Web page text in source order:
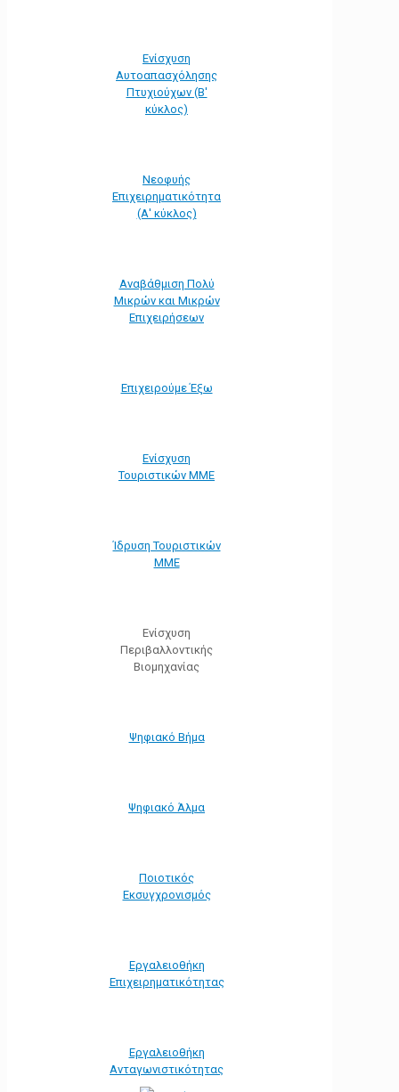
Ενίσχυση
Αυτοαπασχόλησης
Πτυχιούχων (Β'
κύκλος)
Νεοφυής
Επιχειρηματικότητα
(Α' κύκλος)
Αναβάθμιση Πολύ
Μικρών και Μικρών
Επιχειρήσεων
Επιχειρούμε Έξω
Ενίσχυση
Τουριστικών ΜΜΕ
Ίδρυση Τουριστικών
ΜΜΕ
Ενίσχυση
Περιβαλλοντικής
Βιομηχανίας
Ψηφιακό Βήμα
Ψηφιακό Άλμα
Ποιοτικός
Εκσυγχρονισμός
Εργαλειοθήκη
Eπιχειρηματικότητας
Εργαλειοθήκη
Ανταγωνιστικότητας